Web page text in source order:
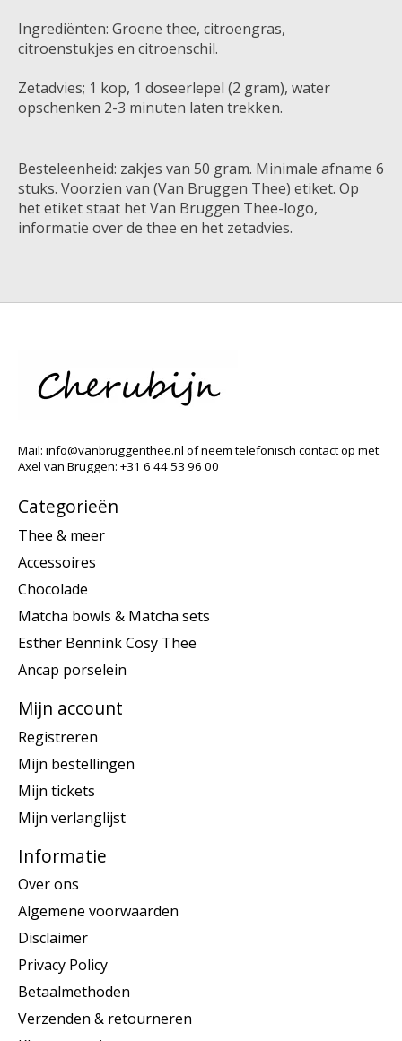
Ingrediënten: Groene thee, citroengras,
citroenstukjes en citroenschil.
Zetadvies; 1 kop, 1 doseerlepel (2 gram), water
opschenken 2-3 minuten laten trekken.
Besteleenheid: zakjes van 50 gram. Minimale afname 6
stuks. Voorzien van (Van Bruggen Thee) etiket. Op
het etiket staat het Van Bruggen Thee-logo,
informatie over de thee en het zetadvies.
Mail: info@vanbruggenthee.nl of neem telefonisch contact op met
Axel van Bruggen: +31 6 44 53 96 00
Categorieën
Thee & meer
Accessoires
Chocolade
Matcha bowls & Matcha sets
Esther Bennink Cosy Thee
Ancap porselein
Mijn account
Registreren
Mijn bestellingen
Mijn tickets
Mijn verlanglijst
Informatie
Over ons
Algemene voorwaarden
Disclaimer
Privacy Policy
Betaalmethoden
Verzenden & retourneren